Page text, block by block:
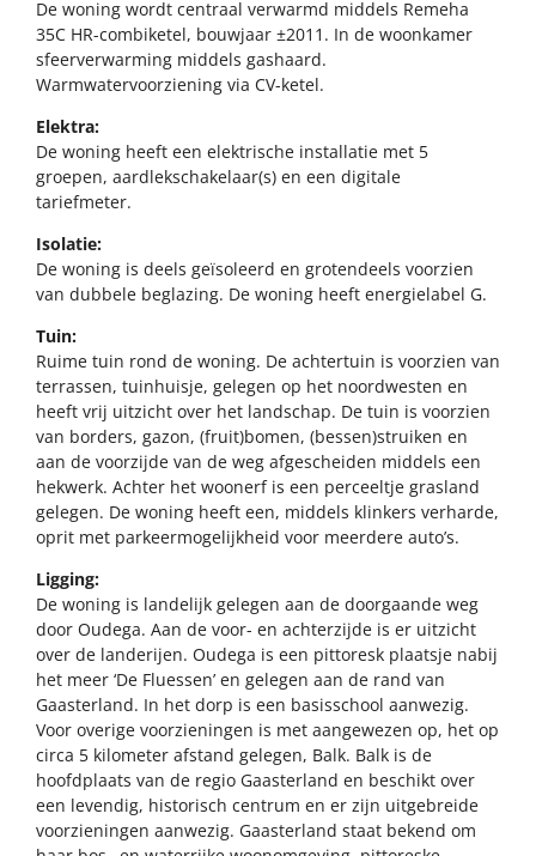
De woning wordt centraal verwarmd middels Remeha
35C HR-combiketel, bouwjaar ±2011. In de woonkamer
sfeerverwarming middels gashaard.
Warmwatervoorziening via CV-ketel.
Elektra:
De woning heeft een elektrische installatie met 5
groepen, aardlekschakelaar(s) en een digitale
tariefmeter.
Isolatie:
De woning is deels geïsoleerd en grotendeels voorzien
van dubbele beglazing. De woning heeft energielabel G.
Tuin:
Ruime tuin rond de woning. De achtertuin is voorzien van
terrassen, tuinhuisje, gelegen op het noordwesten en
heeft vrij uitzicht over het landschap. De tuin is voorzien
van borders, gazon, (fruit)bomen, (bessen)struiken en
aan de voorzijde van de weg afgescheiden middels een
hekwerk. Achter het woonerf is een perceeltje grasland
gelegen. De woning heeft een, middels klinkers verharde,
oprit met parkeermogelijkheid voor meerdere auto’s.
Ligging:
De woning is landelijk gelegen aan de doorgaande weg
door Oudega. Aan de voor- en achterzijde is er uitzicht
over de landerijen. Oudega is een pittoresk plaatsje nabij
het meer ‘De Fluessen’ en gelegen aan de rand van
Gaasterland. In het dorp is een basisschool aanwezig.
Voor overige voorzieningen is met aangewezen op, het op
circa 5 kilometer afstand gelegen, Balk. Balk is de
hoofdplaats van de regio Gaasterland en beschikt over
een levendig, historisch centrum en er zijn uitgebreide
voorzieningen aanwezig. Gaasterland staat bekend om